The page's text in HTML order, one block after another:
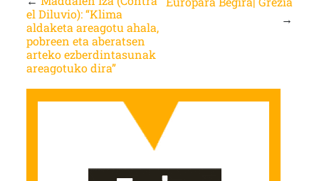
el Diluvio): “Klima
aldaketa areagotu ahala,
pobreen eta aberatsen
arteko ezberdintasunak
areagotuko dira”
→